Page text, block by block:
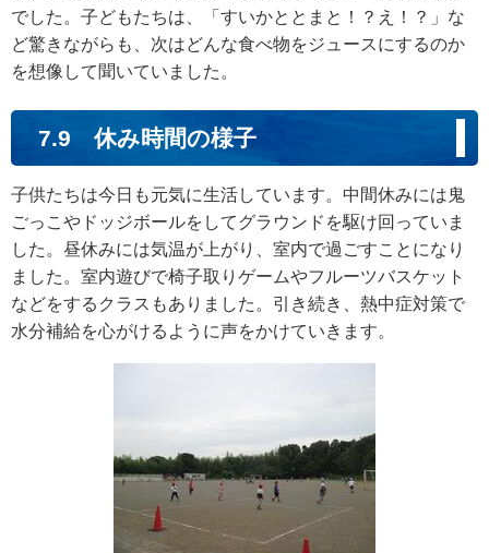
でした。子どもたちは、「すいかととまと！？え！？」な
ど驚きながらも、次はどんな食べ物をジュースにするのか
を想像して聞いていました。
7.9 休み時間の様子
子供たちは今日も元気に生活しています。中間休みには鬼
ごっこやドッジボールをしてグラウンドを駆け回っていま
した。昼休みには気温が上がり、室内で過ごすことになり
ました。室内遊びで椅子取りゲームやフルーツバスケット
などをするクラスもありました。引き続き、熱中症対策で
水分補給を心がけるように声をかけていきます。